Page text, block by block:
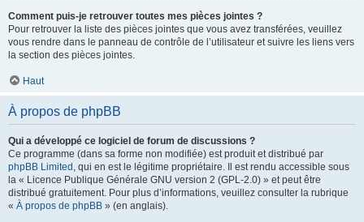
Comment puis-je retrouver toutes mes pièces jointes ?
Pour retrouver la liste des pièces jointes que vous avez transférées, veuillez
vous rendre dans le panneau de contrôle de l’utilisateur et suivre les liens vers
la section des pièces jointes.
Haut
À propos de phpBB
Qui a développé ce logiciel de forum de discussions ?
Ce programme (dans sa forme non modifiée) est produit et distribué par
phpBB Limited , qui en est le légitime propriétaire. Il est rendu accessible sous
la « Licence Publique Générale GNU version 2 (GPL-2.0) » et peut être
distribué gratuitement. Pour plus d’informations, veuillez consulter la rubrique
« À propos de phpBB » (en anglais).